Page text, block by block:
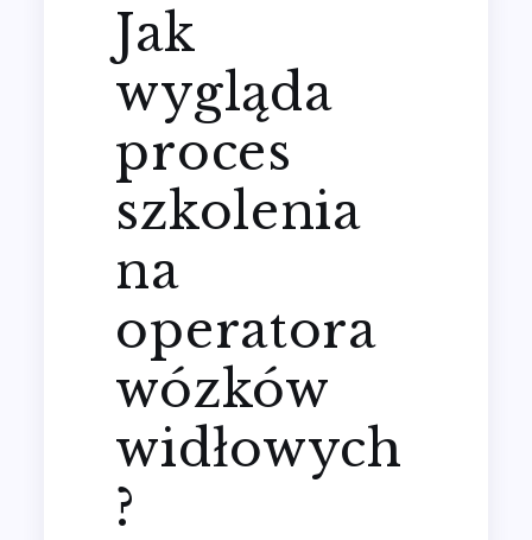
Jak
wygląda
proces
szkolenia
na
operatora
wózków
widłowych
?